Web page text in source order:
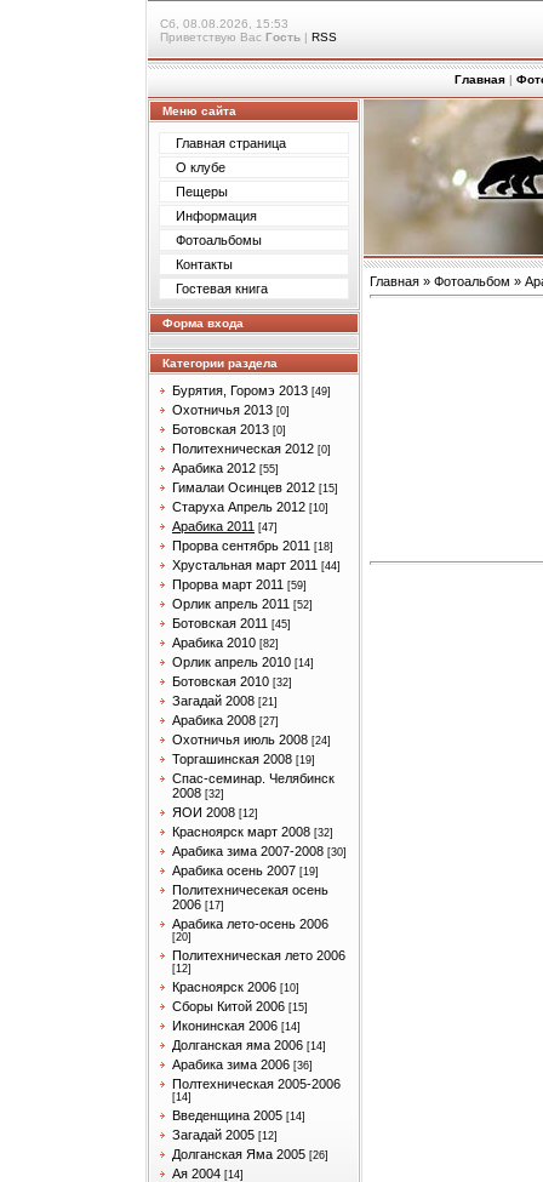
Сб, 08.08.2026, 15:53
Приветствую Вас Гость | RSS
Главная |
Меню сайта
Главная страница
О клубе
Пещеры
Информация
Фотоальбомы
Контакты
Гостевая книга
Форма входа
Категории раздела
Бурятия, Горомэ 2013 [49]
Охотничья 2013 [0]
Ботовская 2013 [0]
Политехническая 2012 [0]
Арабика 2012 [55]
Гималаи Осинцев 2012 [15]
Старуха Апрель 2012 [10]
Арабика 2011 [47]
Прорва сентябрь 2011 [18]
Хрустальная март 2011 [44]
Прорва март 2011 [59]
Орлик апрель 2011 [52]
Ботовская 2011 [45]
Арабика 2010 [82]
Орлик апрель 2010 [14]
Ботовская 2010 [32]
Загадай 2008 [21]
Арабика 2008 [27]
Охотничья июль 2008 [24]
Торгашинская 2008 [19]
Спас-семинар. Челябинск
2008 [32]
ЯОИ 2008 [12]
Красноярск март 2008 [32]
Арабика зима 2007-2008 [30]
Арабика осень 2007 [19]
Политехничесекая осень
2006 [17]
Арабика лето-осень 2006
[20]
Политехническая лето 2006
[12]
Красноярск 2006 [10]
Сборы Китой 2006 [15]
Иконинская 2006 [14]
Долганская яма 2006 [14]
Арабика зима 2006 [36]
Полтехническая 2005-2006
[14]
Введенщина 2005 [14]
Загадай 2005 [12]
Долганская Яма 2005 [26]
Ая 2004 [14]
Главная » Фотоальбом »